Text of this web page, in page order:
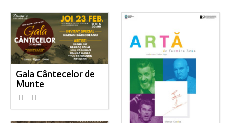
Gala Cântecelor de
Munte